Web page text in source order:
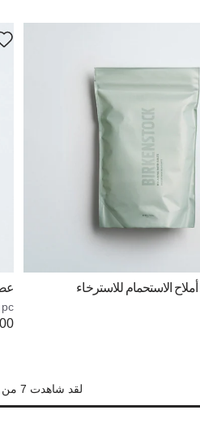
أملاح الاستحمام للاسترخاء
لقد شاهدت 7 من 7 منتجات